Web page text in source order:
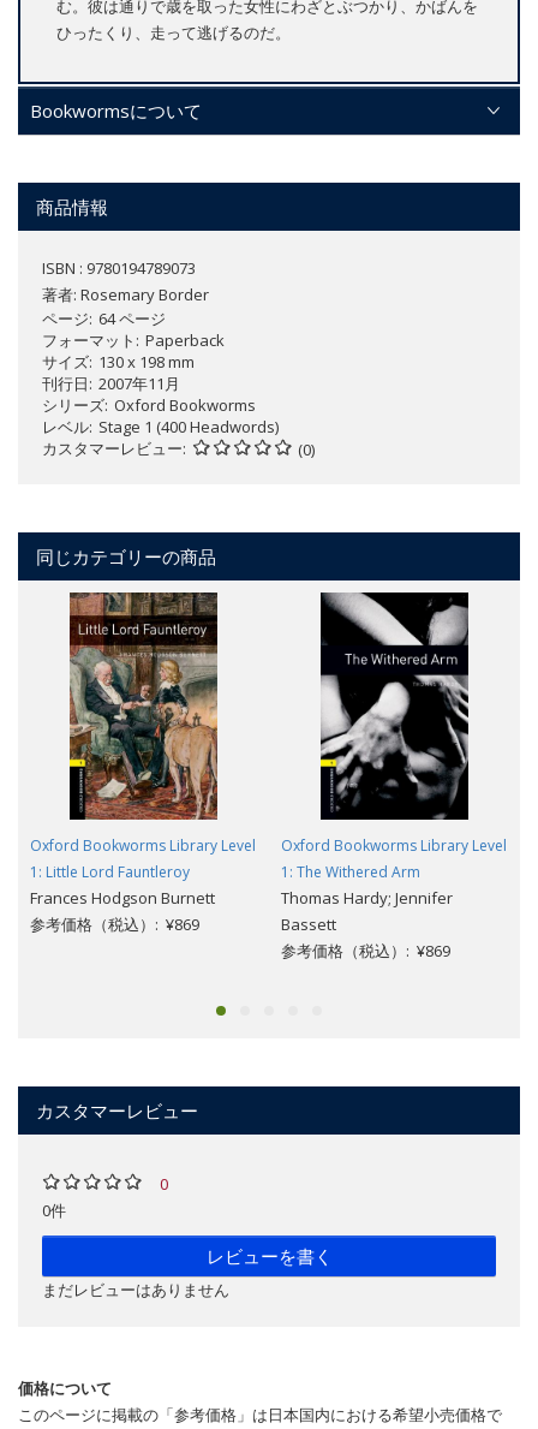
む。彼は通りで歳を取った女性にわざとぶつかり、かばんを
ひったくり、走って逃げるのだ。
Bookwormsについて
商品情報
ISBN : 9780194789073
著者: Rosemary Border
ページ 64 ページ
フォーマット
Paperback
サイズ 130 x 198 mm
刊行日 2007年11月
シリーズ Oxford Bookworms
レベル Stage 1 (400 Headwords)
カスタマーレビュー
(0)
同じカテゴリーの商品
Oxford Bookworms Library Level
1: Little Lord Fauntleroy
Frances Hodgson Burnett
参考価格（税込）: ¥869
Oxford Bookworms Library Level
1: The Withered Arm
Thomas Hardy; Jennifer
Bassett
参考価格（税込）: ¥869
カスタマーレビュー
0
0件
レビューを書く
まだレビューはありません
価格について
このページに掲載の「参考価格」は日本国内における希望小売価格で